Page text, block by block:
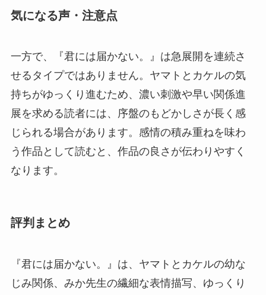
気になる声・注意点
一方で、『君には届かない。』は急展開を連続さ
せるタイプではありません。ヤマトとカケルの気
持ちがゆっくり進むため、濃い刺激や早い関係進
展を求める読者には、序盤のもどかしさが長く感
じられる場合があります。感情の積み重ねを味わ
う作品として読むと、作品の良さが伝わりやすく
なります。
評判まとめ
『君には届かない。』は、ヤマトとカケルの幼な
じみ関係、みか先生の繊細な表情描写、ゆっくり